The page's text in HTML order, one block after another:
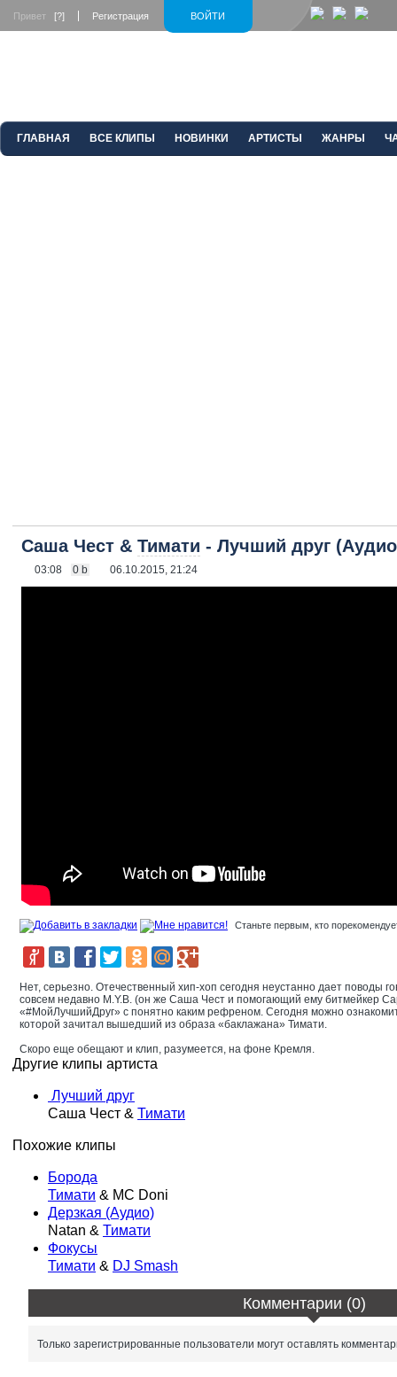
ВОЙТИ
Привет [?] Регистрация
ГЛАВНАЯ ВСЕ КЛИПЫ НОВИНКИ АРТИСТЫ ЖАНРЫ
Саша Чест & Тимати - Лучший друг
03:08 0 b 06.10.2015, 21:24
Станьте первым, кто
Нет, серьезно. Отечественный хип-хоп сегодня неустанно дает поводы
совсем недавно M.Y.B. (он же Саша Чест и помогающий ему битмейкер
«#МойЛучшийДруг» с понятно каким рефреном. Сегодня можно
которой зачитал вышедший из образа «баклажана» Тимати.
Скоро еще обещают и клип, разумеется, на фоне Кремля.
Другие клипы артиста
Лучший друг
Саша Чест & Тимати
Похожие клипы
Борода
Тимати & МС Doni
Дерзкая (Аудио)
Natan & Тимати
Фокусы
Тимати & DJ Smash
Комментарии (0)
Только зарегистрированные пользователи могут оставлять